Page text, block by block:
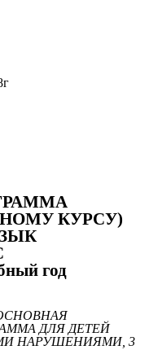
КУРСУ)
год
ДЛЯ ДЕТЕЙ
3